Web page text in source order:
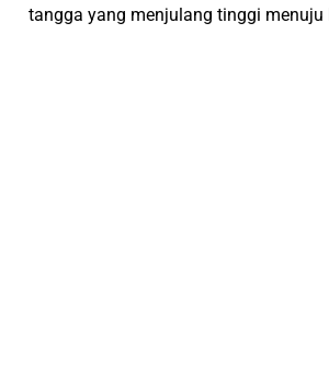
tangga yang menjulang tinggi menuju